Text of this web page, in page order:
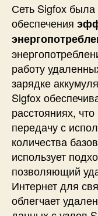
Сеть Sigfox
обеспечения
работу
зарядке
Sigfox
расстояниях,
передачу с
количества
использует
позволяющий
Интернет для
облегчает